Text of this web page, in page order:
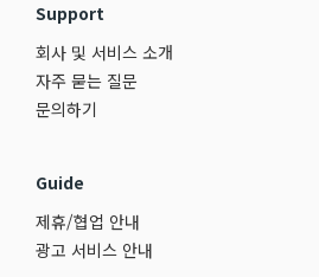
Support
회사 및 서비스 소개
자주 묻는 질문
문의하기
Guide
제휴/협업 안내
광고 서비스 안내